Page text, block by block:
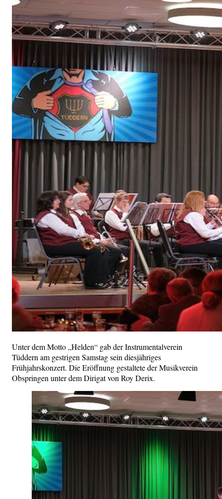
Unter dem Motto „Helden“ gab der Instrumentalverein
Tüddern am gestrigen Samstag sein diesjähriges
Frühjahrskonzert. Die Eröffnung gestaltete der Musikverein
Obspringen unter dem Dirigat von Roy Derix.